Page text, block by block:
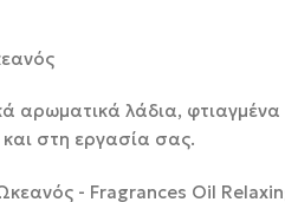
αρωματικά λάδια,
στη εργασία σας.